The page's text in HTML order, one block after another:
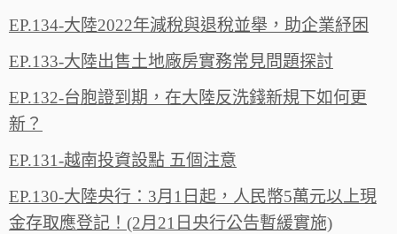
EP.134-大陸2022年減稅與退稅並舉，助企業紓困
EP.133-大陸出售土地廠房實務常見問題探討
EP.132-台胞證到期，在大陸反洗錢新規下如何更
新？
EP.131-越南投資設點 五個注意
EP.130-大陸央行：3月1日起，人民幣5萬元以上現
金存取應登記！(2月21日央行公告暫緩實施)